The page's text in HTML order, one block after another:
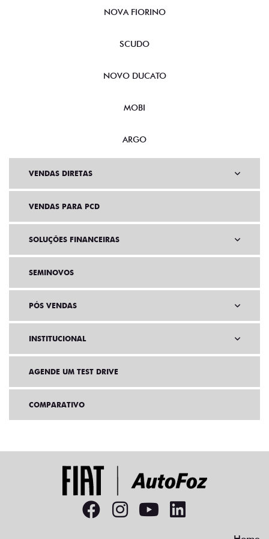
NOVA FIORINO
SCUDO
NOVO DUCATO
MOBI
ARGO
VENDAS DIRETAS
VENDAS PARA PCD
SOLUÇÕES FINANCEIRAS
SEMINOVOS
PÓS VENDAS
INSTITUCIONAL
AGENDE UM TEST DRIVE
COMPARATIVO